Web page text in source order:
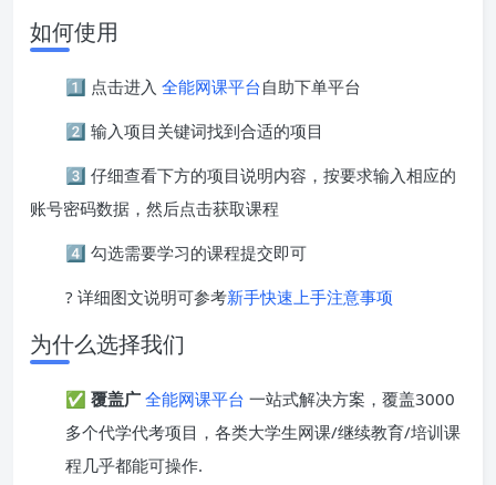
如何使用
1️⃣ 点击进入 全能网课平台自助下单平台
2️⃣ 输入项目关键词找到合适的项目
3️⃣ 仔细查看下方的项目说明内容，按要求输入相应的
账号密码数据，然后点击获取课程
4️⃣ 勾选需要学习的课程提交即可
? 详细图文说明可参考新手快速上手注意事项
为什么选择我们
✅ 覆盖广 全能网课平台 一站式解决方案，覆盖3000
多个代学代考项目，各类大学生网课/继续教育/培训课
程几乎都能可操作.